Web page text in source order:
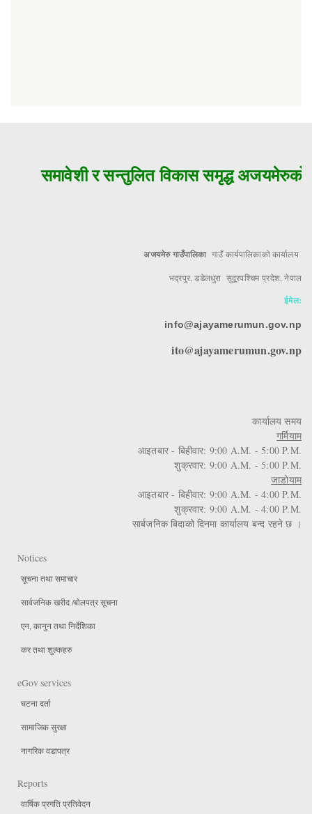
समावेशी र सन्तुलित विकास समृद्ध अजयमेरुको
अजयमेरु गाउँपालिका गाउँ कार्यपालिकाको कार्यालय
भद्रपुर, डडेलधुरा सुदूरपश्चिम प्रदेश, नेपाल
ईमेल:
info@ajayamerumun.gov.np
ito@ajayamerumun.gov.np
कार्यालय समय
गर्मियाम
आइतबार - बिहीवार: 9:00 A.M. - 5:00 P.M.
शुक्रवार: 9:00 A.M. - 5:00 P.M.
जाडोयाम
आइतबार - बिहीवार: 9:00 A.M. - 4:00 P.M.
शुक्रवार: 9:00 A.M. - 4:00 P.M.
सार्बजनिक बिदाको दिनमा कार्यालय बन्द रहने छ ।
Notices
सूचना तथा समाचार
सार्वजनिक खरीद /बोलपत्र सूचना
एन, कानुन तथा निर्देशिका
कर तथा शुल्कहरु
eGov services
घटना दर्ता
सामाजिक सुरक्षा
नागरिक वडापत्र
Reports
वार्षिक प्रगति प्रतिवेदन